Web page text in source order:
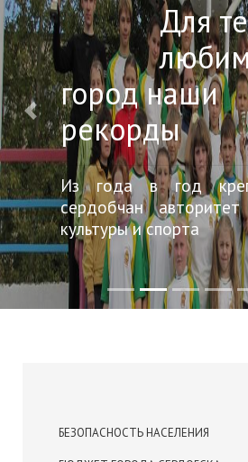
Для
город наши
рекорды
Из года в год
сердобчан авторитет
культуры и спорта
Назад
БЕЗОПАСНОСТЬ НАСЕЛЕНИЯ